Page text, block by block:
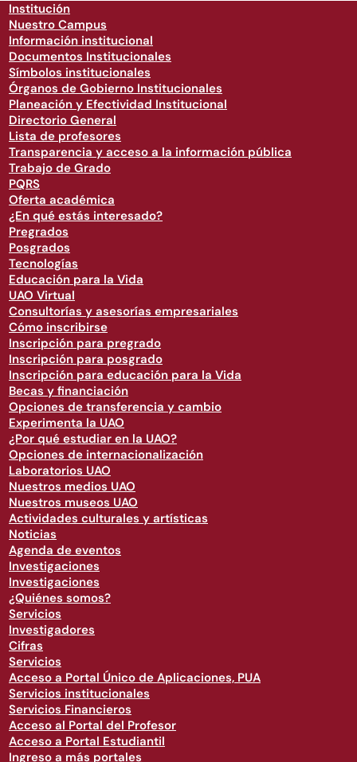
Institución
Nuestro Campus
Información institucional
Documentos Institucionales
Símbolos institucionales
Órganos de Gobierno Institucionales
Planeación y Efectividad Institucional
Directorio General
Lista de profesores
Transparencia y acceso a la información pública
Trabajo de Grado
PQRS
Oferta académica
¿En qué estás interesado?
Pregrados
Posgrados
Tecnologías
Educación para la Vida
UAO Virtual
Consultorías y asesorías empresariales
Cómo inscribirse
Inscripción para pregrado
Inscripción para posgrado
Inscripción para educación para la Vida
Becas y financiación
Opciones de transferencia y cambio
Experimenta la UAO
¿Por qué estudiar en la UAO?
Opciones de internacionalización
Laboratorios UAO
Nuestros medios UAO
Nuestros museos UAO
Actividades culturales y artísticas
Noticias
Agenda de eventos
Investigaciones
Investigaciones
¿Quiénes somos?
Servicios
Investigadores
Cifras
Servicios
Acceso a Portal Único de Aplicaciones, PUA
Servicios institucionales
Servicios Financieros
Acceso al Portal del Profesor
Acceso a Portal Estudiantil
Ingreso a más portales